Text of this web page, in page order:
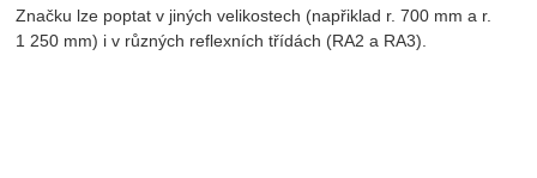
Značku lze poptat v jiných velikostech (napřiklad r. 700 mm a r.
1 250 mm) i v různých reflexních třídách (RA2 a RA3).